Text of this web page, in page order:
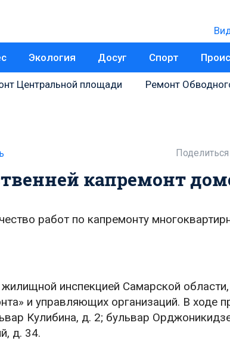
Экология Досуг Спорт
Центральной площади Ремонт
Поделиться
капремонт
работ по капремонту
инспекцией Самарской
и управляющих организаций. В ходе
Кулибина, д. 2; бульвар
д. 34.